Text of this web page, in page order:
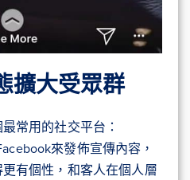
擴大受眾群
常用的社交平台：
來發佈宣傳內容，
有個性，和客人在個人層